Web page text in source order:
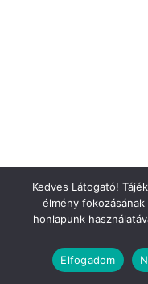
Kedves Látogató!
élmény
honlapunk
Elfogadom